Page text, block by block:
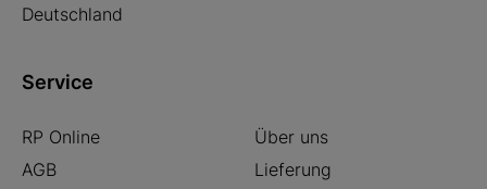
Deutschland
Service
RP Online
Über uns
AGB
Lieferung